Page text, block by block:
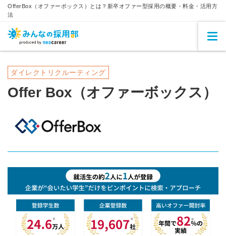
OfferBox（オファーボックス）とは？新卒オファー型採用の概要・料金・活用方
法
ダイレクトリクルーティング
Offer Box（オファーボックス）